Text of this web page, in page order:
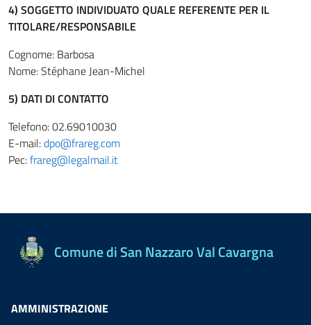
4) SOGGETTO INDIVIDUATO QUALE REFERENTE PER IL
TITOLARE/RESPONSABILE
Cognome: Barbosa
Nome: Stéphane Jean-Michel
5) DATI DI CONTATTO
Telefono: 02.69010030
E-mail:dpo@frareg.com
Pec:frareg@legalmail.it
Comune di San Nazzaro Val Cavargna
AMMINISTRAZIONE